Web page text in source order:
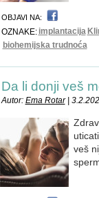
OBJAVI NA:
OZNAKE: implantacija
biohemijska trudnoća
Da li donji veš
Autor: Ema Rotar|
veš